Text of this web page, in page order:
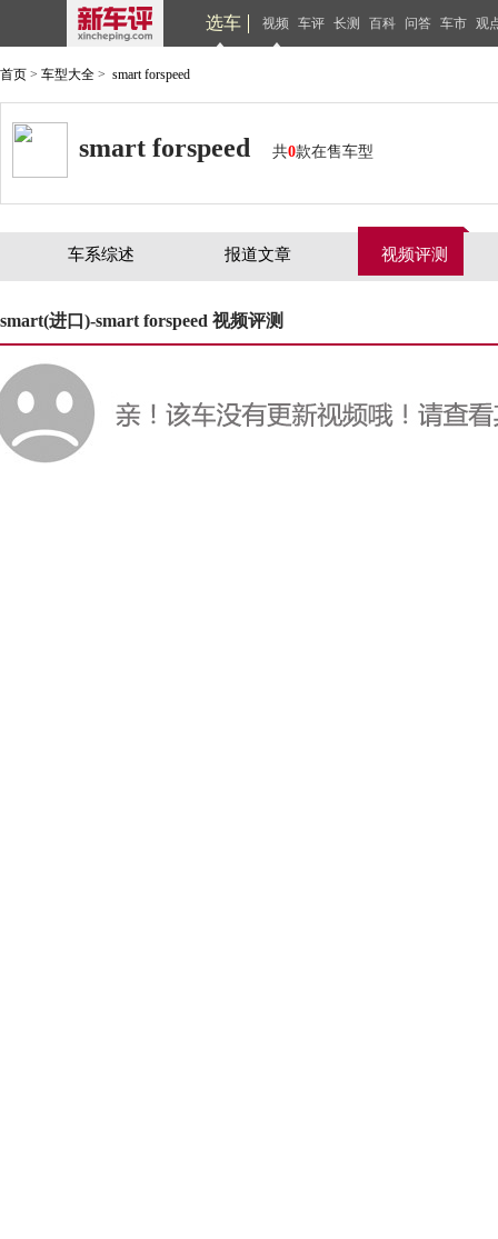
选车 视频 车评 长测 百科 问答 车市 观
首页 > 车型大全 > smart forspeed
smart forspeed 共0款在售车型
车系综述 报道文章 视频评测
smart(进口)-smart forspeed 视频评测